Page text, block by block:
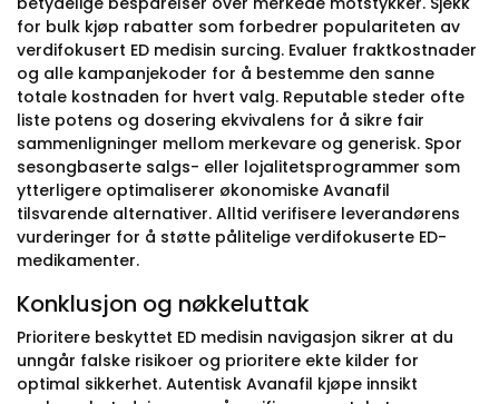
for bulk kjøp rabatter som forbedrer populariteten av
verdifokusert ED medisin surcing. Evaluer fraktkostnader
og alle kampanjekoder for å bestemme den sanne
totale kostnaden for hvert valg. Reputable steder ofte
liste potens og dosering ekvivalens for å sikre fair
sammenligninger mellom merkevare og generisk. Spor
sesongbaserte salgs- eller lojalitetsprogrammer som
ytterligere optimaliserer økonomiske Avanafil
tilsvarende alternativer. Alltid verifisere leverandørens
vurderinger for å støtte pålitelige verdifokuserte ED-
medikamenter.
Konklusjon og nøkkeluttak
Prioritere beskyttet ED medisin navigasjon sikrer at du
unngår falske risikoer og prioritere ekte kilder for
optimal sikkerhet. Autentisk Avanafil kjøpe innsikt